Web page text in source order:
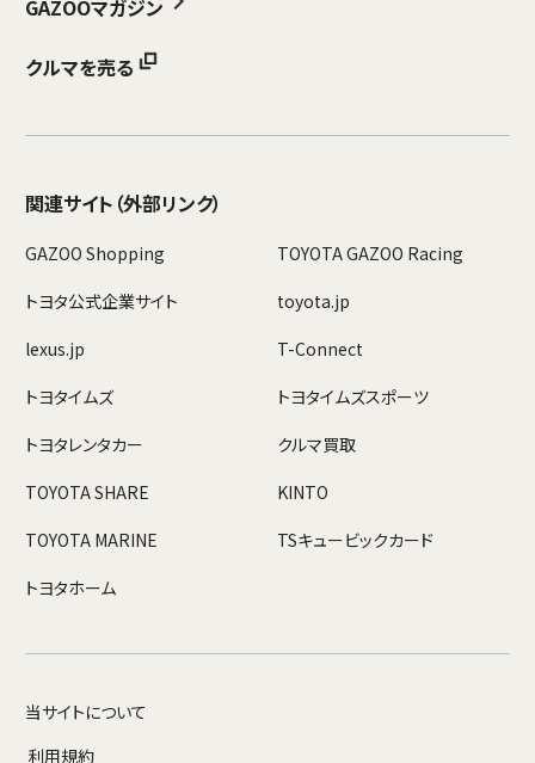
GAZOOマガジン
クルマを売る
関連サイト （外部リンク）
GAZOO Shopping
TOYOTA GAZOO Racing
トヨタ公式企業サイト
toyota.jp
lexus.jp
T-Connect
トヨタイムズ
トヨタイムズスポーツ
トヨタレンタカー
クルマ買取
TOYOTA SHARE
KINTO
TOYOTA MARINE
TSキュービックカード
トヨタホーム
当サイトについて
利用規約